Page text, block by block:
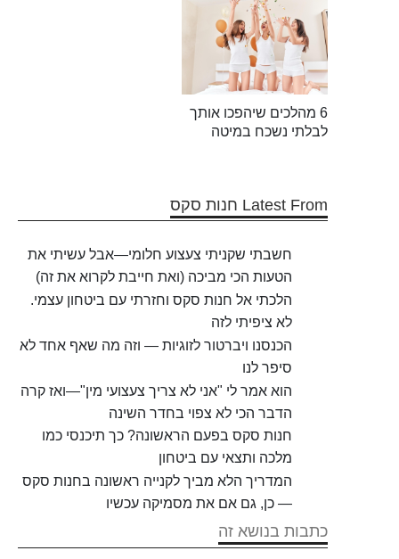
6 מהלכים שיהפכו אותך
לבלתי נשכח במיטה
Latest From חנות סקס
חשבתי שקניתי צעצוע חלומי—אבל עשיתי את
הטעות הכי מביכה (ואת חייבת לקרוא את זה)
הלכתי אל חנות סקס וחזרתי עם ביטחון עצמי.
לא ציפיתי לזה
הכנסנו ויברטור לזוגיות — וזה מה שאף אחד לא
סיפר לנו
הוא אמר לי "אני לא צריך צעצועי מין"—ואז קרה
הדבר הכי לא צפוי בחדר השינה
חנות סקס בפעם הראשונה? כך תיכנסי כמו
מלכה ותצאי עם ביטחון
המדריך הלא מביך לקנייה ראשונה בחנות סקס
— כן, גם אם את מסמיקה עכשיו
כתבות בנושא זה